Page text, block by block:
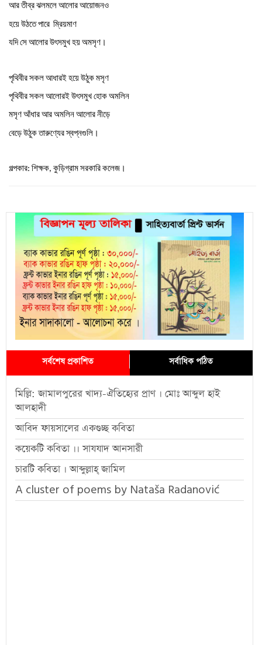
আরতীব্রঝলমলেআলোরআয়োজনও
হয়েউঠতেপারে ম্রিয়মাণ
যদিসেআলোরউৎসমুখহয়অমসৃণ।
পৃথিবীরসকলআধারইহয়েউঠুকমসৃণ
পৃথিবীরসকলআলোরইউৎসমুখহোকঅমলিন
মসৃণআঁধারআরঅমলিনআলোরনীড়ে
বেড়েউঠুকতারুণ্যেরস্বপ্নগুলি।
গল্পকার: শিক্ষক, কুড়িগ্রামসরকারিকলেজ।
সর্বশেষ প্রকাশিত সর্বাধিক পঠিত
মিল্লি: জামালপুরের খাদ্য-ঐতিহ্যের প্রাণ । মোঃ আব্দুল হাই
আলহাদী
আবিদ ফায়সালের একগুচ্ছ কবিতা
কয়েকটি কবিতা ।। সাযযাদ আনসারী
চারটি কবিতা । আব্দুল্লাহ্ জামিল
A cluster of poems by Nataša Radanović